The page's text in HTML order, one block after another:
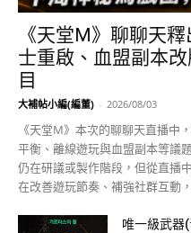
《天堂M》聊聊天
士重啟、血盟副本
目
大補帖小編(編董) - 2026/08/03
《天堂M》本次的聊聊天直播中
平衡、離線遊玩與血盟副本等議
仍在研議或製作階段，但從直播
在改善遊玩節奏、補強社群互動
唯一級武器